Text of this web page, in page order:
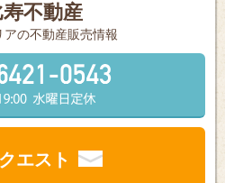
不動産
アの不動産販売情報
エスト